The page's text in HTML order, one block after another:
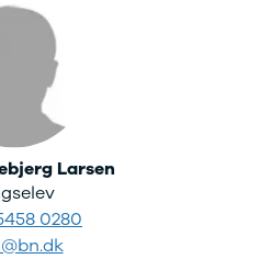
Larsen
0280